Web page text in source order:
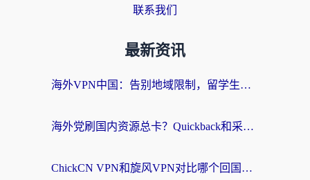
联系我们
最新资讯
海外VPN中国：告别地域限制，留学生与华人如何轻松刷国内剧、玩国服？
海外党刷国内资源总卡？Quickback和采集蜂好用吗？这篇指南帮你避坑
ChickCN VPN和旋风VPN对比哪个回国效果更好？海外党亲测实用指南